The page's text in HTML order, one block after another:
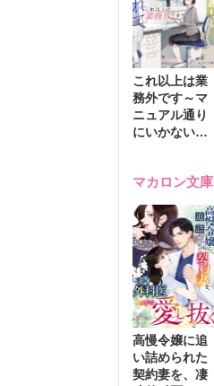
これ以上は業
務外です～マ
ニュアル通り
にいかない彼
マカロン文庫
高慢令嬢に追
い詰められた
契約妻を、凄